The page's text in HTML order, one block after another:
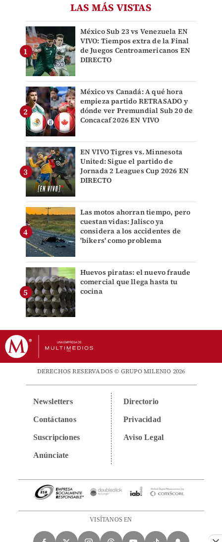
LAS MÁS VISTAS
México Sub 23 vs Venezuela EN
VIVO: Tiempos extra de la Final
de Juegos Centroamericanos EN
DIRECTO
México vs Canadá: A qué hora
empieza partido RETRASADO y
dónde ver Premundial Sub 20 de
Concacaf 2026 EN VIVO
EN VIVO Tigres vs. Minnesota
United: Sigue el partido de
Jornada 2 Leagues Cup 2026 EN
DIRECTO
Las motos ahorran tiempo, pero
cuestan vidas: Jalisco ya
considera a los accidentes de
'bikers' como problema
Huevos piratas: el nuevo fraude
comercial que llega hasta tu
cocina
DERECHOS RESERVADOS © GRUPO MILENIO 2026
Newsletters
Contáctanos
Suscripciones
Anúnciate
Directorio
Privacidad
Aviso Legal
VISÍTANOS EN